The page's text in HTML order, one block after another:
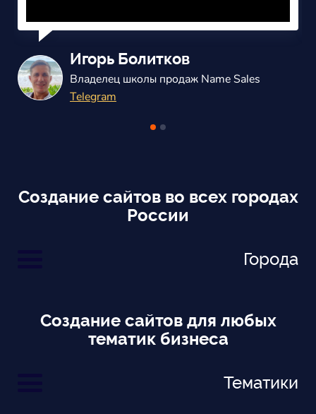
Александр Балаш
Владелец маркетингового агенства
ВКонтакте
Создание сайтов во всех городах
России
Города
Создание сайтов для любых
тематик бизнеса
Тематики